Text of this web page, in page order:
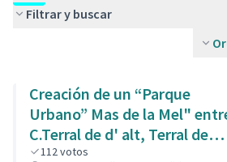
Filtrar y buscar
Creación de un “Parque
Urbano” Mas de la Mel"
C.Terral de d' alt, Terral de
Baix i de l' Est.
112votos